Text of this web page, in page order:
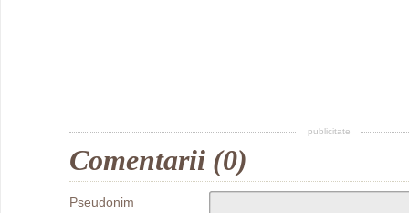
publicitate
Comentarii (0)
Pseudonim